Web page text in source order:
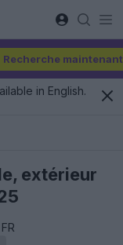
Recherche maintenant
in English.
extérieur